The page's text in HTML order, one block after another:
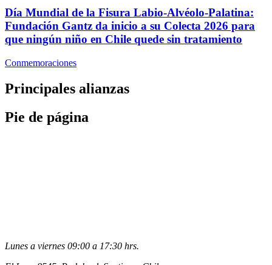
Día Mundial de la Fisura Labio-Alvéolo-Palatina:
Fundación Gantz da inicio a su Colecta 2026 para
que ningún niño en Chile quede sin tratamiento
Conmemoraciones
Principales alianzas
Pie de página
Lunes a viernes 09:00 a 17:30 hrs.